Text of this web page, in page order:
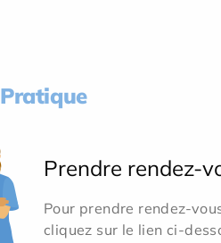
Pratique
Prendre rendez-
Pour prendre rendez-
cliquez sur le lien ci-